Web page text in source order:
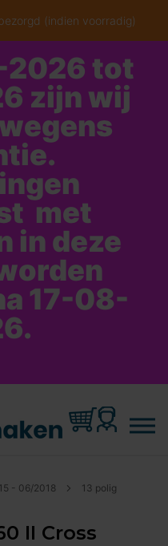
(indien voorradig)
2026 tot
zijn wij
met
in deze
17-08-
- 06/2018
13 polig
II Cross